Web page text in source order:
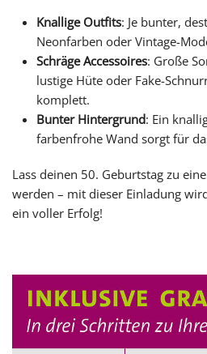
Knallige Outfits: Je bunter,
Neonfarben oder Vintage-
Schräge Accessoires: Große
lustige Hüte oder Fake-
komplett.
Bunter Hintergrund: Ein
farbenfrohe Wand sorgt für
Lass deinen 50. Geburtstag zu
werden – mit dieser Einladung
ein voller Erfolg!